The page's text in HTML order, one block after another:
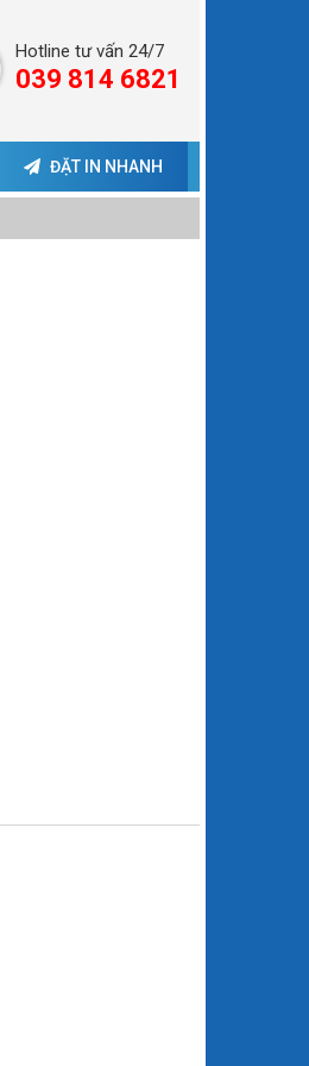
Hotline tư vấn 24/7
039 814 6821
ĐẶT IN NHANH